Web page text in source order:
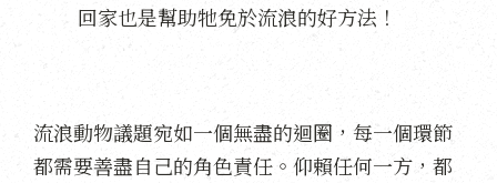
回家也是幫助牠免於流浪的好方法！
流浪動物議題宛如一個無盡的迴圈，每一個環節
都需要善盡自己的角色責任。仰賴任何一方，都